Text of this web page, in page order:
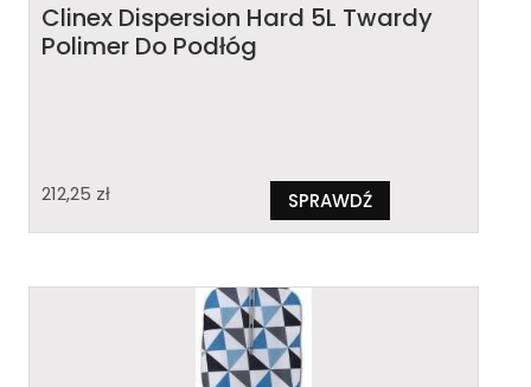
Clinex Dispersion Hard 5L Twardy
Polimer Do Podłóg
212,25 zł SPRAWDŹ